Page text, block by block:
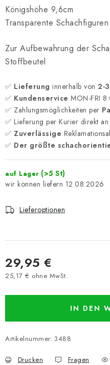
Geschäftsbedingungen
Königshöhe 9,6cm
Transparente Schachfiguren
Zur Aufbewahrung der
Stoffbeutel
✅ Lieferung innerhalb von 2-
✅ Kundenservice MON-FRI
✅ Zahlungsmöglichkeiten per
✅ Lieferung per Kurier direkt
✅ Zuverlässige
✅ Der größte
auf Lager (>5 St)
12.08.2026
Lieferoptionen
29,95 €
25,17 € ohne MwSt.
IN DEN
Artikelnummer: 3488
Drucken Fragen